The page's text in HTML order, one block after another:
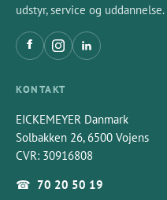
udstyr, service og uddannelse.
KONTAKT
EICKEMEYER Danmark
Solbakken 26, 6500 Vojens
CVR: 30916808
☎ 70 20 50 19